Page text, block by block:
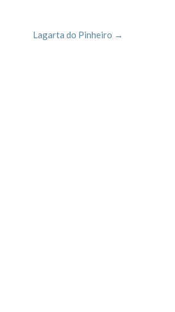
Lagarta do Pinheiro →